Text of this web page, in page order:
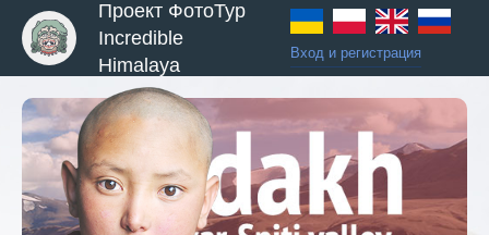
Проект ФотоТур
Incredible
Himalaya
Вход и регистрация